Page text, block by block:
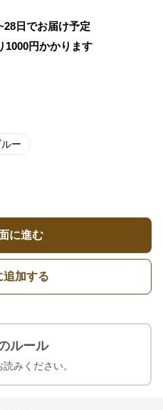
日でお届け予定
1000円かかります
ー
に進む
追加する
ルール
みください。